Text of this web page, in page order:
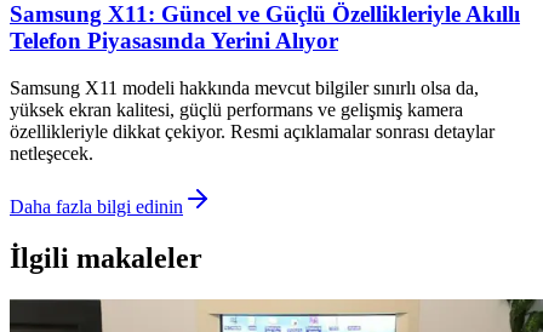
Samsung X11: Güncel ve Güçlü Özellikleriyle Akıllı
Telefon Piyasasında Yerini Alıyor
Samsung X11 modeli hakkında mevcut bilgiler sınırlı olsa da,
yüksek ekran kalitesi, güçlü performans ve gelişmiş kamera
özellikleriyle dikkat çekiyor. Resmi açıklamalar sonrası detaylar
netleşecek.
Daha fazla bilgi edinin
İlgili makaleler